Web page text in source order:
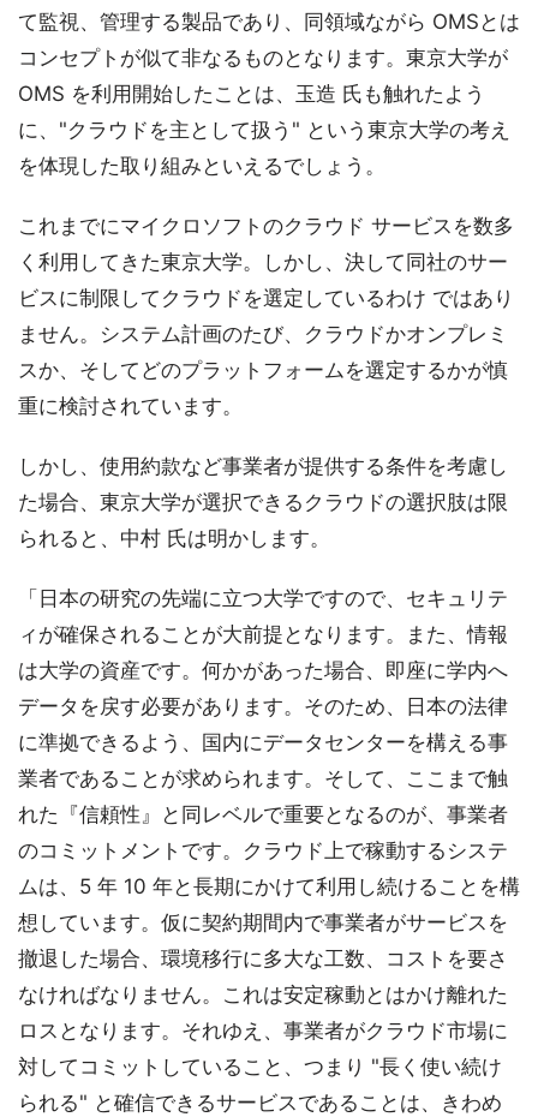
て監視、管理する製品であり、同領域ながら OMSとは
コンセプトが似て非なるものとなります。東京大学が
OMS を利用開始したことは、玉造 氏も触れたよう
に、"クラウドを主として扱う" という東京大学の考え
を体現した取り組みといえるでしょう。
これまでにマイクロソフトのクラウド サービスを数多
く利用してきた東京大学。しかし、決して同社のサー
ビスに制限してクラウドを選定しているわけ ではあり
ません。システム計画のたび、クラウドかオンプレミ
スか、そしてどのプラットフォームを選定するかが慎
重に検討されています。
しかし、使用約款など事業者が提供する条件を考慮し
た場合、東京大学が選択できるクラウドの選択肢は限
られると、中村 氏は明かします。
「日本の研究の先端に立つ大学ですので、セキュリテ
ィが確保されることが大前提となります。また、情報
は大学の資産です。何かがあった場合、即座に学内へ
データを戻す必要があります。そのため、日本の法律
に準拠できるよう、国内にデータセンターを構える事
業者であることが求められます。そして、ここまで触
れた『信頼性』と同レベルで重要となるのが、事業者
のコミットメントです。クラウド上で稼動するシステ
ムは、5 年 10 年と長期にかけて利用し続けることを構
想しています。仮に契約期間内で事業者がサービスを
撤退した場合、環境移行に多大な工数、コストを要さ
なければなりません。これは安定稼動とはかけ離れた
ロスとなります。それゆえ、事業者がクラウド市場に
対してコミットしていること、つまり "長く使い続け
られる" と確信できるサービスであることは、きわめ